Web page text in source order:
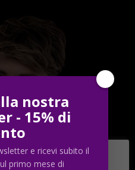
nostra
- 15% di
e ricevi subito il
primo mese di